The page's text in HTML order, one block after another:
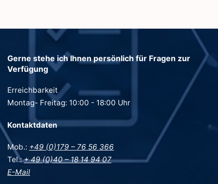
Gerne stehe ich Ihnen persönlich für Fragen zur
Verfügung
Erreichbarkeit
Montag- Freitag: 10:00 - 18:00 Uhr
Kontaktdaten
Mob.: +49 (0)179 – 76 56 366
Tel.:+ 49 (0)40 – 18 14 94 07
E-Mail